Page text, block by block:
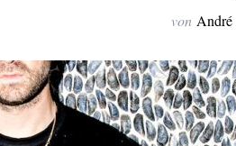
von André